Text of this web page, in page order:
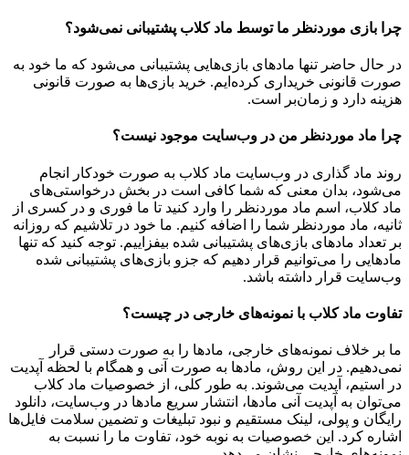
چرا بازی موردنظر ما توسط ماد کلاب پشتیبانی نمی‌شود؟
در حال حاضر تنها مادهای بازی‌هایی پشتیبانی می‌شود که ما خود به
صورت قانونی خریداری کرده‌ایم. خرید بازی‌ها به صورت قانونی
هزینه دارد و زمان‌بر است.
چرا ماد موردنظر من در وب‌سایت موجود نیست؟
روند ماد گذاری در وب‌سایت ماد کلاب به صورت خودکار انجام
می‌شود، بدان معنی که شما کافی است در بخش درخواستی‌های
ماد کلاب، اسم ماد موردنظر را وارد کنید تا ما فوری و در کسری از
ثانیه، ماد موردنظر شما را اضافه کنیم. ما خود در تلاشیم که روزانه
بر تعداد مادهای بازی‌های پشتیبانی شده بیفزاییم. توجه کنید که تنها
مادهایی را می‌توانیم قرار دهیم که جزو بازی‌های پشتیبانی شده
وب‌سایت قرار داشته باشد.
تفاوت ماد کلاب با نمونه‌های خارجی در چیست؟
ما بر خلاف نمونه‌های خارجی، مادها را به صورت دستی قرار
نمی‌دهیم. در این روش، مادها به صورت آنی و همگام با لحظه آپدیت
در استیم، آپدیت می‌شوند. به طور کلی، از خصوصیات ماد کلاب
می‌‌توان به آپدیت آنی مادها، انتشار سریع مادها در وب‌سایت، دانلود
رایگان و پولی، لینک مستقیم و نبود تبلیغات و تضمین سلامت فایل‌ها
اشاره کرد. این خصوصیات به نوبه خود، تفاوت ما را نسبت به